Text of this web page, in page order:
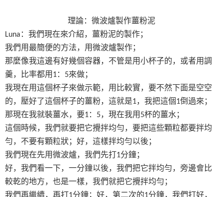
理論：微波爐製作薑粉泥
Luna ：我們現在來介紹，薑粉泥的製作；
我們用最簡便的方法，用微波爐製作；
那麼像我這邊有好幾個容器，不管是用小杯子的，或者用調
羹，比率都用1： 5來做；
我現在用這個杯子來做示範，用比較實，要不然下面是空空
的，壓好了這個杯子的薑粉，這就是1，我把這個1倒過來；
那現在我就裝薑水，要1： 5，現在我用5杯的薑水；
這個時候，我們就要把它攪拌均勻，要把這些顆粒都要拌均
勻，不要有顆粒狀；好，這樣拌均勻以後；
我們現在先用微波爐，我們先打1分鐘；
好，我們看一下，一分鐘以後，我們把它拌均勻，旁邊會比
較乾的地方，也是一樣，我們就把它攪拌均勻；
我們再繼續，再打 分鐘；好，第二次的 分鐘，我們打好，